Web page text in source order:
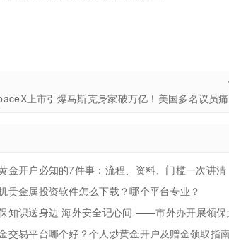
金开户必知的7件事：流程、资料、门槛一次讲清
贵金属投资软件怎么下载？哪个平台专业？
知识送身边 海外安全记心间 ——市外办开展领保
动
交易平台哪个好？个人炒黄金开户及赠金领取指